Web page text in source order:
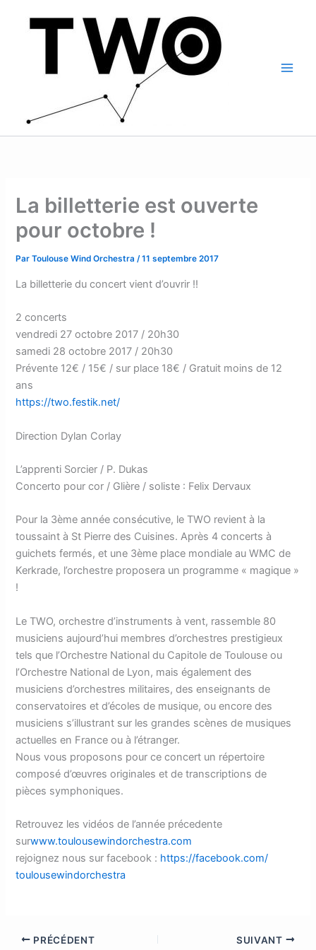
La billetterie est ouverte
pour octobre !
ParToulouse Wind Orchestra/11 septembre 2017
La billetterie du concert vient d’ouvrir !!
2 concerts
vendredi 27 octobre 2017 / 20h30
samedi 28 octobre 2017 / 20h30
Prévente 12€ / 15€ / sur place 18€ / Gratuit moins de 12
ans
https://two.festik.net/
Direction Dylan Corlay
L’apprenti Sorcier / P. Dukas
Concerto pour cor / Glière / soliste : Felix Dervaux
Pour la 3ème année consécutive, le TWO revient à la
toussaint à St Pierre des Cuisines. Après 4 concerts à
guichets fermés, et une 3ème place mondiale au WMC de
Kerkrade, l’orchestre proposera un programme « magique »
!
Le TWO, orchestre d’instruments à vent, rassemble 80
musiciens aujourd’hui membres d’orchestres prestigieux
tels que l’Orchestre National du Capitole de Toulouse ou
l’Orchestre National de Lyon, mais également des
musiciens d’orchestres militaires, des enseignants de
conservatoires et d’écoles de musique, ou encore des
musiciens s’illustrant sur les grandes scènes de musiques
actuelles en France ou à l’étranger.
Nous vous proposons pour ce concert un répertoire
composé d’œuvres originales et de transcriptions de
pièces symphoniques.
Retrouvez les vidéos de l’année précedente
surwww.toulousewindorchestra.com
rejoignez nous sur facebook : https://facebook.com/
toulousewindorchestra
PRÉCÉDENT SUIVANT